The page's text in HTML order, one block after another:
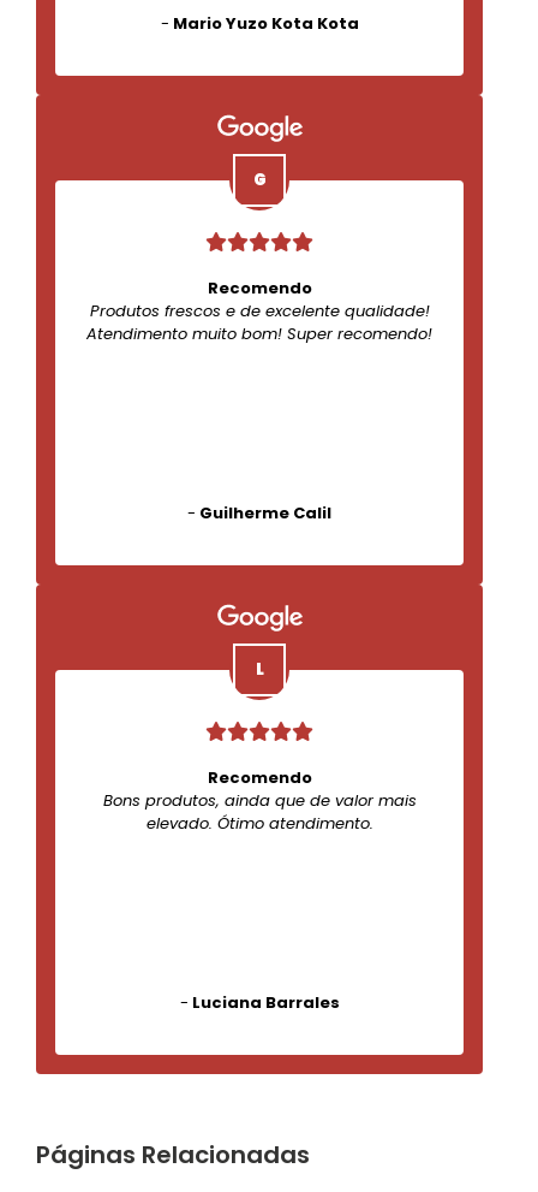
- Mario Yuzo Kota Kota
Recomendo
Produtos frescos e de excelente qualidade!
Atendimento muito bom! Super recomendo!
- Guilherme Calil
Recomendo
Bons produtos, ainda que de valor mais
elevado. Ótimo atendimento.
- Luciana Barrales
Páginas Relacionadas